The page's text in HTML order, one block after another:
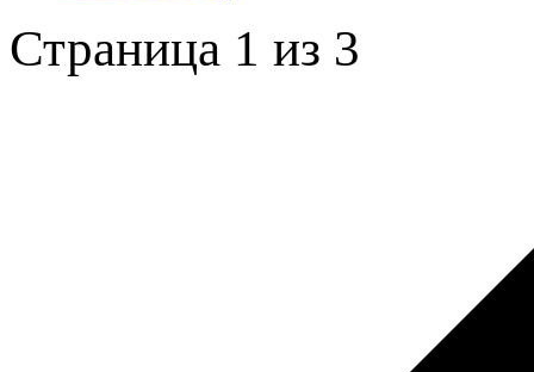
Страница 1 из 3